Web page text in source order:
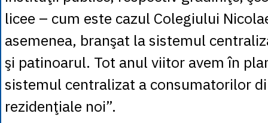
licee – cum este cazul Colegiului
asemenea, branşat la sistemul
şi patinoarul. Tot anul viitor avem în
sistemul centralizat a consumatorilor
rezidenţiale noi”.